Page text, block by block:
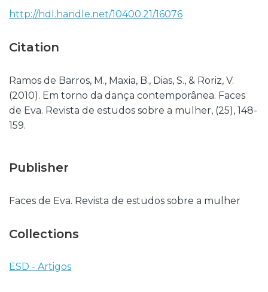
http://hdl.handle.net/10400.21/16076
Citation
Ramos de Barros, M., Maxia, B., Dias, S., & Roriz, V.
(2010). Em torno da dança contemporânea. Faces
de Eva. Revista de estudos sobre a mulher, (25), 148-
159.
Publisher
Faces de Eva. Revista de estudos sobre a mulher
Collections
ESD - Artigos